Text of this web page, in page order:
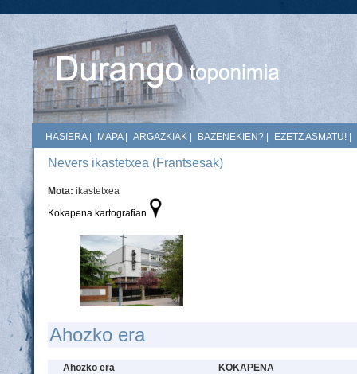
HASIERA| MAPA| ARGAZKIAK BAZENEKIEN? EZETZ ASMATU!
Nevers ikastetxea (Frantsesak)
Mota: ikastetxea
Kokapena kartografian
Ahozko era
Ahozko era
KOKAPENA